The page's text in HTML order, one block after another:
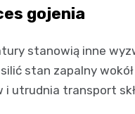
gojenia
stanowią inne
stan zapalny
i utrudnia transport